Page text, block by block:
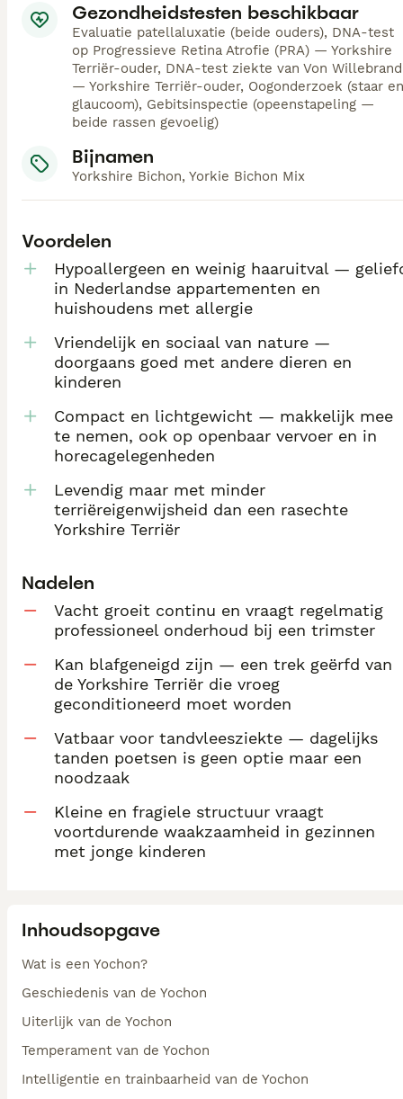
Gezondheidstesten beschikbaar
Evaluatie patellaluxatie (beide ouders), DNA-test
op Progressieve Retina Atrofie (PRA) — Yorkshire
Terriër-ouder, DNA-test ziekte van Von Willebrand
— Yorkshire Terriër-ouder, Oogonderzoek (staar en
glaucoom), Gebitsinspectie (opeenstapeling —
beide rassen gevoelig)
Bijnamen
Yorkshire Bichon, Yorkie Bichon Mix
Voordelen
Hypoallergeen en weinig haaruitval —
in Nederlandse appartementen en
huishoudens met allergie
Vriendelijk en sociaal van nature —
doorgaans goed met andere dieren en
kinderen
Compact en lichtgewicht — makkelijk mee
te nemen, ook op openbaar vervoer en in
horecagelegenheden
Levendig maar met minder
terriëreigenwijsheid dan een rasechte
Yorkshire Terriër
Nadelen
Vacht groeit continu en vraagt regelmatig
professioneel onderhoud bij een trimster
Kan blafgeneigd zijn — een trek geërfd van
de Yorkshire Terriër die vroeg
geconditioneerd moet worden
Vatbaar voor tandvleesziekte — dagelijks
tanden poetsen is geen optie maar een
noodzaak
Kleine en fragiele structuur vraagt
voortdurende waakzaamheid in gezinnen
met jonge kinderen
Inhoudsopgave
Wat is een Yochon?
Geschiedenis van de Yochon
Uiterlijk van de Yochon
Temperament van de Yochon
Intelligentie en trainbaarheid van de Yochon